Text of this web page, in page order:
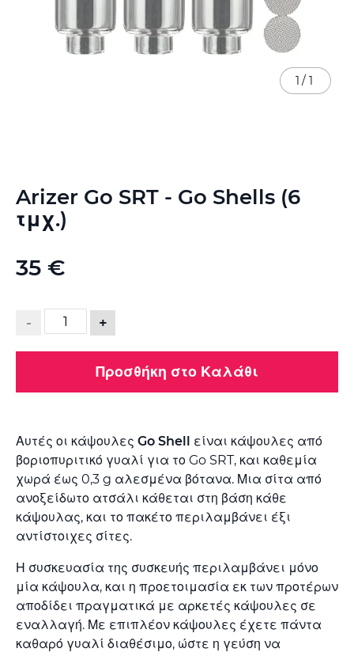
Arizer Go SRT - Go Shells (6
τμχ.)
35 €
- +
Προσθήκη στο Καλάθι
Αυτές οι κάψουλες Go Shell είναι κάψουλες από
βοριοπυριτικό γυαλί για το Go SRT, και καθεμία
χωρά έως 0,3 g αλεσμένα βότανα. Μια σίτα από
ανοξείδωτο ατσάλι κάθεται στη βάση κάθε
κάψουλας, και το πακέτο περιλαμβάνει έξι
αντίστοιχες σίτες.
Η συσκευασία της συσκευής περιλαμβάνει μόνο
μία κάψουλα, και η προετοιμασία εκ των προτέρων
αποδίδει πραγματικά με αρκετές κάψουλες σε
εναλλαγή. Με επιπλέον κάψουλες έχετε πάντα
καθαρό γυαλί διαθέσιμο, ώστε η γεύση να
1 / 1
στην
αρχή
της
εικόνων